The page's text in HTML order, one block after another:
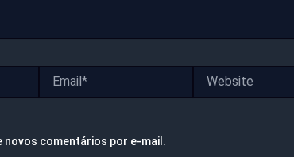
novos comentários por e-mail.